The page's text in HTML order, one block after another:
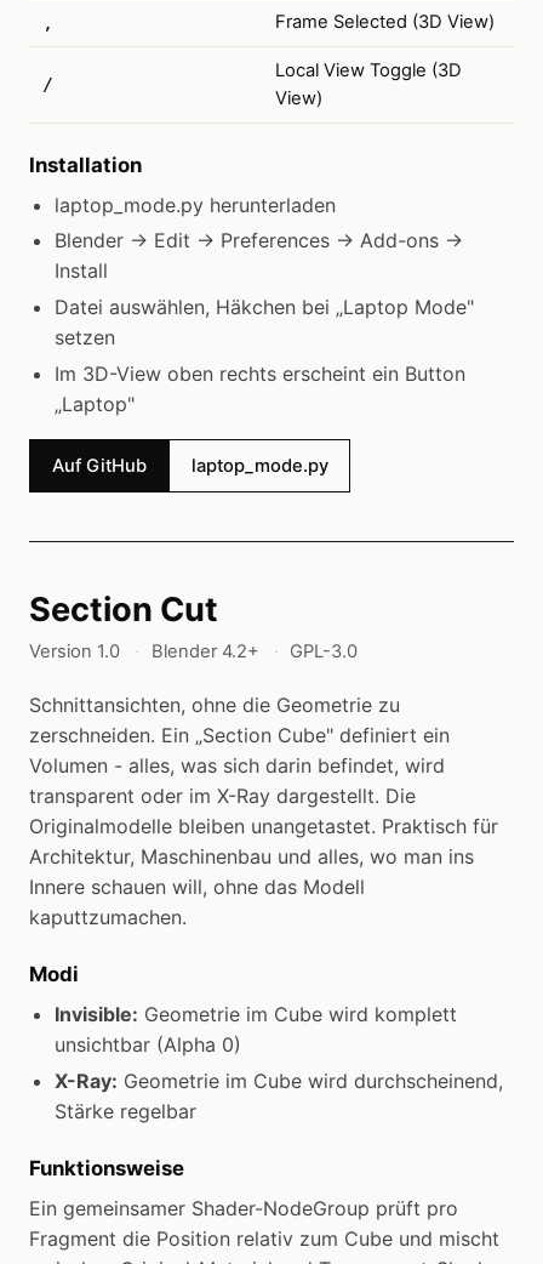
, Frame Selected (3D View)
/
Local View Toggle (3D
View)
Installation
laptop_mode.py herunterladen
Blender → Edit → Preferences → Add-ons →
Install
Datei auswählen, Häkchen bei „Laptop Mode"
setzen
Im 3D-View oben rechts erscheint ein Button
„Laptop"
Auf GitHub laptop_mode.py
Section Cut
Version 1.0 Blender 4.2+ GPL-3.0
Schnittansichten, ohne die Geometrie zu
zerschneiden. Ein „Section Cube" definiert ein
Volumen - alles, was sich darin befindet, wird
transparent oder im X-Ray dargestellt. Die
Originalmodelle bleiben unangetastet. Praktisch für
Architektur, Maschinenbau und alles, wo man ins
Innere schauen will, ohne das Modell
kaputtzumachen.
Modi
Invisible: Geometrie im Cube wird komplett
unsichtbar (Alpha 0)
X-Ray: Geometrie im Cube wird durchscheinend,
Stärke regelbar
Funktionsweise
Ein gemeinsamer Shader-NodeGroup prüft pro
Fragment die Position relativ zum Cube und mischt